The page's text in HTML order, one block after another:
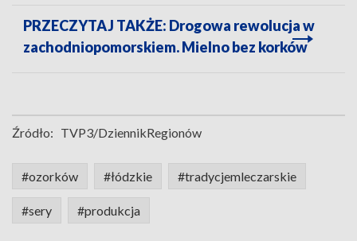
PRZECZYTAJ TAKŻE: Drogowa rewolucja w
zachodniopomorskiem. Mielno bez korków
Źródło: TVP3/DziennikRegionów
#ozorków #łódzkie #tradycjemleczarskie
#sery #produkcja